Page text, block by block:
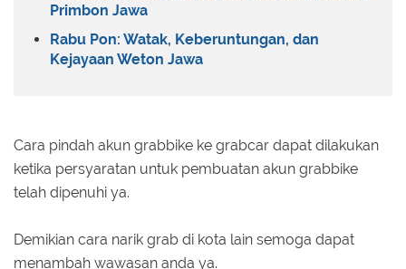
Primbon Jawa
Rabu Pon: Watak, Keberuntungan, dan
Kejayaan Weton Jawa
Cara pindah akun grabbike ke grabcar dapat dilakukan
ketika persyaratan untuk pembuatan akun grabbike
telah dipenuhi ya.
Demikian cara narik grab di kota lain semoga dapat
menambah wawasan anda ya.